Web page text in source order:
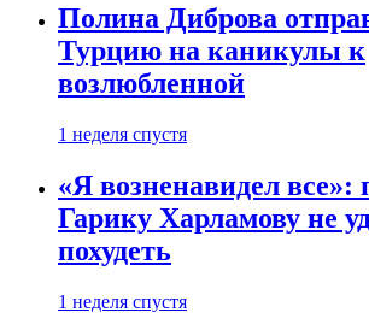
Полина Диброва
Турцию на каникулы к
возлюбленной
1 неделя спустя
«Я возненавидел все»:
Гарику Харламову не
похудеть
1 неделя спустя